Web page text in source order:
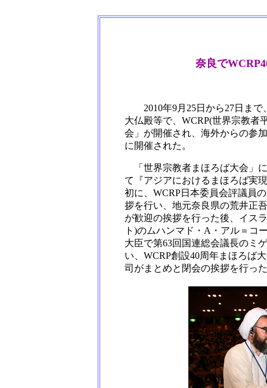
奈良でWCRP40
2010年9月25日から27日まで
大仏殿等で、WCRP(世界宗教者
会」が開催され、海外からの参
に開催された。
「世界宗教者まほろば大会」
て『アジアにおけるまほろば実
初に、WCRP日本委員会評議員
拶を行い、地元奈良県の荒井正
が歓迎の挨拶を行った後、イス
ト)のムハンマド・A・アル＝コ
大臣で第63回国連総会議長のミ
い、WCRP創設40周年まほろば
司がまとめと閉会の挨拶を行っ